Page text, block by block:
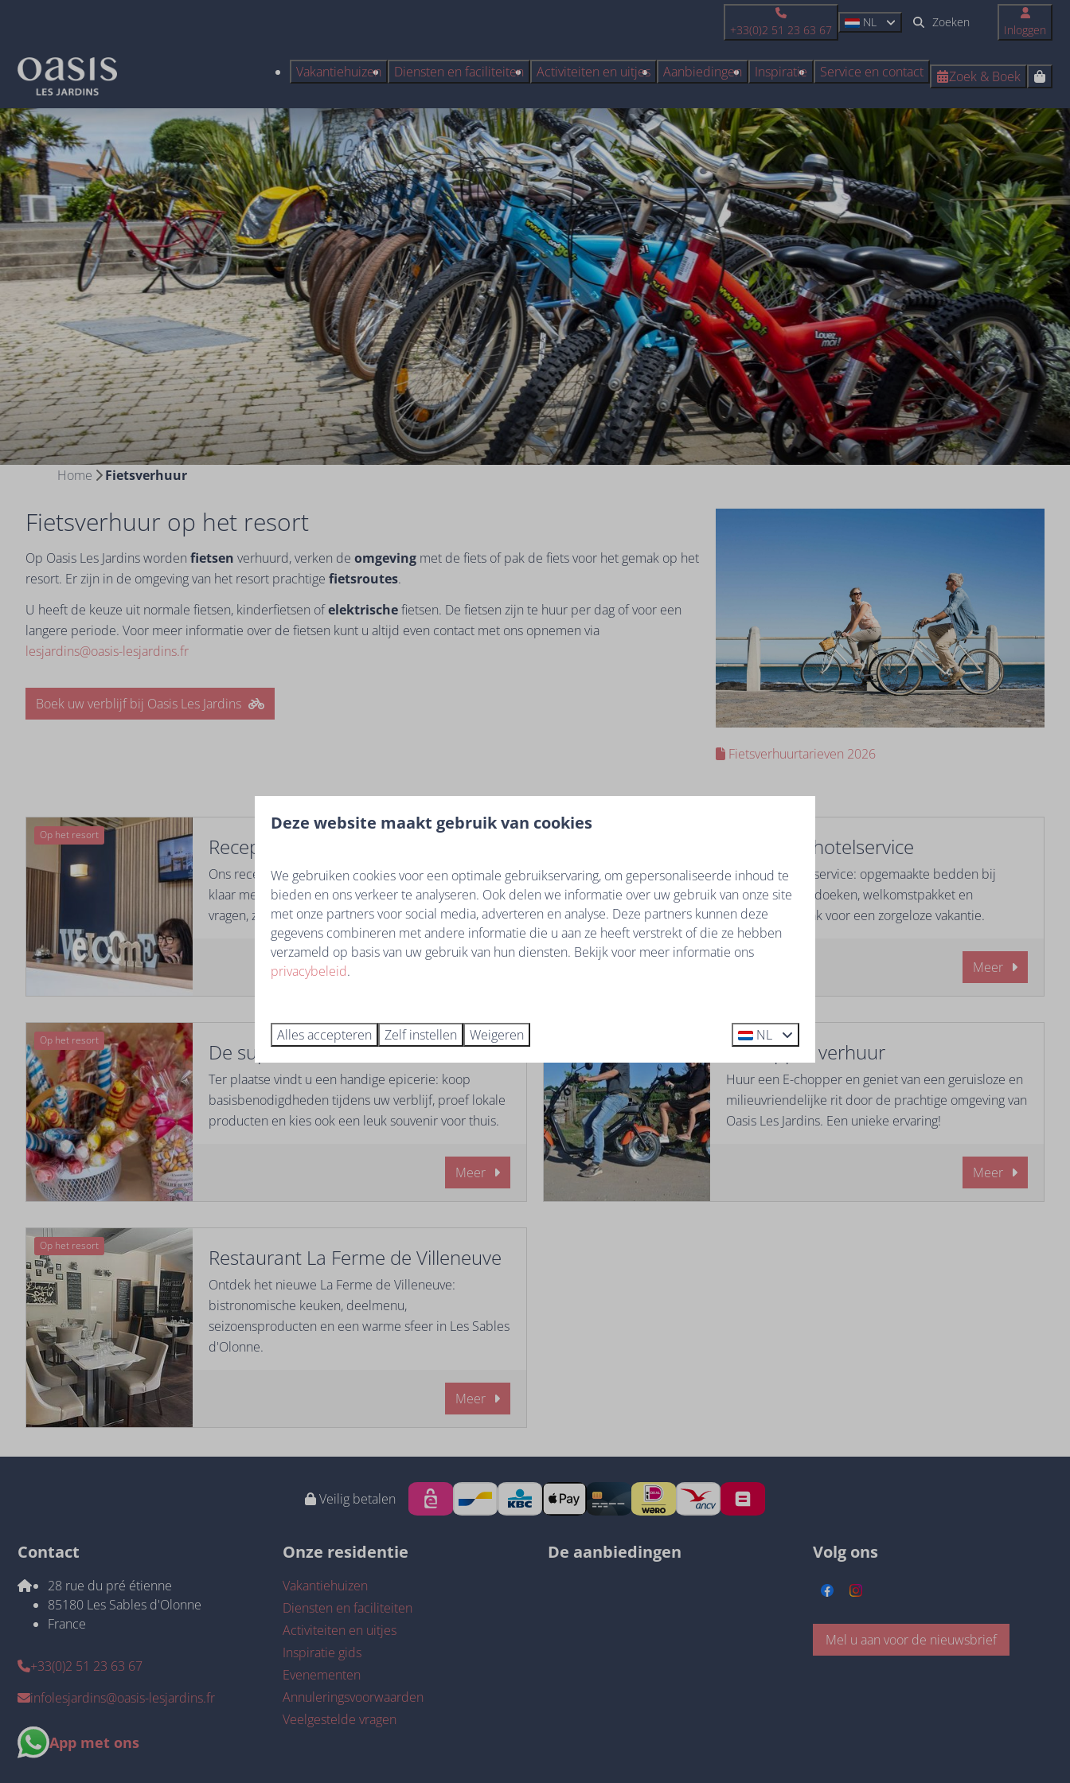
+33(0)2 51 23 63 67
NL
Inloggen
Vakantiehuizen Diensten en faciliteiten Activiteiten en uitjes Aanbiedingen Inspiratie Service en contact Zoek & Boek
Home Fietsverhuur
Fietsverhuur op het resort
Op Oasis Les Jardins wordenfietsen verhuurd, verken deomgeving met de fiets of pak de fiets voor het gemak op het
resort. Er zijn in de omgeving van het resort prachtigefietsroutes.
U heeft de keuze uit normale fietsen, kinderfietsen ofelektrischefietsen. De fietsen zijn te huur per dag of voor een
langere periode. Voor meer informatie over de fietsen kunt u altijd even contact met ons opnemen via
lesjardins@oasis-lesjardins.fr
Boek uw verblijf bij Oasis Les Jardins
Fietsverhuurtarieven 2026
Op het resort Receptie
Ons receptieteam staat tijdens je verblijf altijd voor je
klaar met persoonlijk advies en beantwoordt al je
vragen, zodat je zorgeloos geniet.
Inclusieve hotelservice
Inclusieve hotelservice: opgemaakte bedden bij
aankomst, handdoeken, welkomstpakket en
eindschoonmaak voor een zorgeloze vakantie.
Meer
Op het resort De supermarkt
Ter plaatse vindt u een handige epicerie: koop
basisbenodigdheden tijdens uw verblijf, proef lokale
producten en kies ook een leuk souvenir voor thuis.
Meer
E-chopper verhuur
Huur een E-chopper en geniet van een geruisloze en
milieuvriendelijke rit door de prachtige omgeving van
Oasis Les Jardins. Een unieke ervaring!
Meer
Op het resort Restaurant La Ferme de Villeneuve
Ontdek het nieuwe La Ferme de Villeneuve:
bistronomische keuken, deelmenu,
seizoensproducten en een warme sfeer in Les Sables
d'Olonne.
Meer
Veilig betalen
Contact
28 rue du pré étienne
85180 Les Sables d'Olonne
France
+33(0)2 51 23 63 67
infolesjardins@oasis-lesjardins.fr
App met ons
Onze residentie
Vakantiehuizen
Diensten en faciliteiten
Activiteiten en uitjes
Inspiratie gids
Evenementen
Annuleringsvoorwaarden
Veelgestelde vragen
De aanbiedingen Volg ons
Mel u aan voor de nieuwsbrief
Deze website maakt gebruik van cookies
We gebruiken cookies voor een optimale gebruikservaring, om gepersonaliseerde inhoud te
bieden en ons verkeer te analyseren. Ook delen we informatie over uw gebruik van onze site
met onze partners voor social media, adverteren en analyse. Deze partners kunnen deze
gegevens combineren met andere informatie die u aan ze heeft verstrekt of die ze hebben
verzameld op basis van uw gebruik van hun diensten. Bekijk voor meer informatie ons
privacybeleid.
Alles accepteren Zelf instellen Weigeren NL